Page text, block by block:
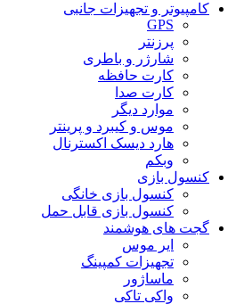
کامپیوتر و تجهیزات جانبی
GPS
پرزنتر
شارژر و باطری
کارت حافظه
کارت صدا
موارد دیگر
موس و کیبرد و پرینتر
هارد دیسک اکسترنال
وبکم
کنسول بازی
کنسول بازی خانگی
کنسول بازی قابل حمل
گجت های هوشمند
ایر موس
تجهیزات کمپینگ
ماساژور
واکی تاکی